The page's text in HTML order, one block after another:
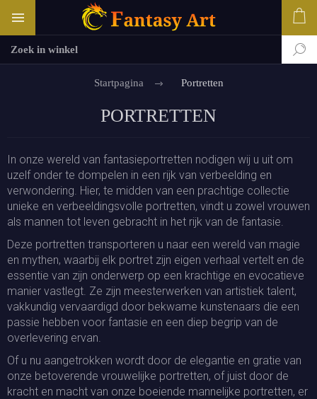
Startpagina Portretten
PORTRETTEN
In onze wereld van fantasieportretten nodigen wij u uit om
uzelf onder te dompelen in een rijk van verbeelding en
verwondering. Hier, te midden van een prachtige collectie
unieke en verbeeldingsvolle portretten, vindt u zowel vrouwen
als mannen tot leven gebracht in het rijk van de fantasie.
Deze portretten transporteren u naar een wereld van magie
en mythen, waarbij elk portret zijn eigen verhaal vertelt en de
essentie van zijn onderwerp op een krachtige en evocatieve
manier vastlegt. Ze zijn meesterwerken van artistiek talent,
vakkundig vervaardigd door bekwame kunstenaars die een
passie hebben voor fantasie en een diep begrip van de
overlevering ervan.
Of u nu aangetrokken wordt door de elegantie en gratie van
onze betoverende vrouwelijke portretten, of juist door de
kracht en macht van onze boeiende mannelijke portretten, er